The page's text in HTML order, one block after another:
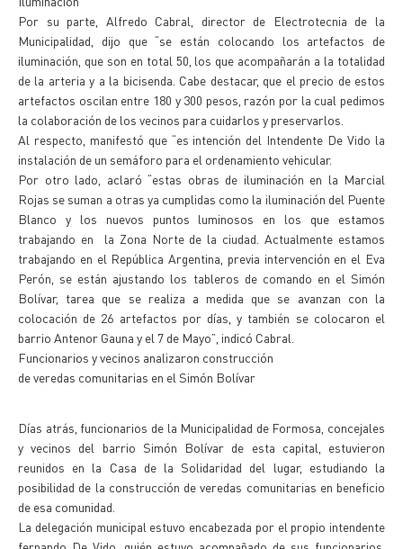
Por su parte, Alfredo Cabral, director de Electrotecnia de la
Municipalidad, dijo que “se están colocando los artefactos de
iluminación, que son en total 50, los que acompañarán a la totalidad
de la arteria y a la bicisenda. Cabe destacar, que el precio de estos
artefactos oscilan entre 180 y 300 pesos, razón por la cual pedimos
la colaboración de los vecinos para cuidarlos y preservarlos.
Al respecto, manifestó que “es intención del Intendente De Vido la
instalación de un semáforo para el ordenamiento vehicular.
Por otro lado, aclaró “estas obras de iluminación en la Marcial
Rojas se suman a otras ya cumplidas como la iluminación del Puente
Blanco y los nuevos puntos luminosos en los que estamos
trabajando en la Zona Norte de la ciudad. Actualmente estamos
trabajando en el República Argentina, previa intervención en el Eva
Perón, se están ajustando los tableros de comando en el Simón
Bolívar, tarea que se realiza a medida que se avanzan con la
colocación de 26 artefactos por días, y también se colocaron el
barrio Antenor Gauna y el 7 de Mayo”, indicó Cabral.
Funcionarios y vecinos analizaron construcción
de veredas comunitarias en el Simón Bolívar
Días atrás, funcionarios de la Municipalidad de Formosa, concejales
y vecinos del barrio Simón Bolívar de esta capital, estuvieron
reunidos en la Casa de la Solidaridad del lugar, estudiando la
posibilidad de la construcción de veredas comunitarias en beneficio
de esa comunidad.
La delegación municipal estuvo encabezada por el propio intendente